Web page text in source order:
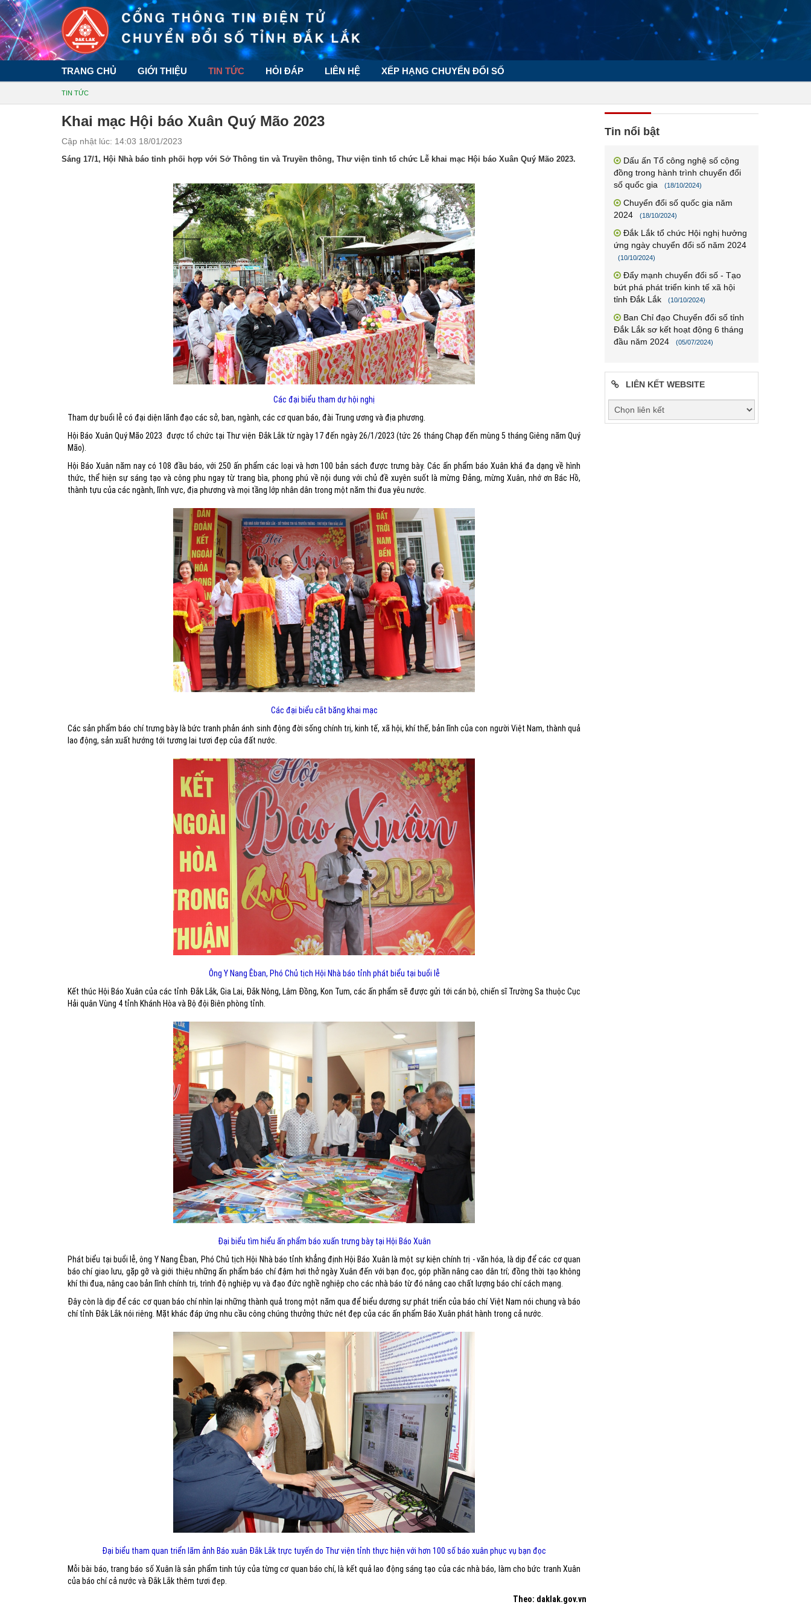
TRANG CHỦ GIỚI THIỆU TIN TỨC HỎI ĐÁP LIÊN HỆ XẾP HẠNG CHUYỂN ĐỔI SỐ
TIN TỨC
Khai mạc Hội báo Xuân Quý Mão 2023
Cập nhật lúc: 14:03 18/01/2023
Sáng 17/1, Hội Nhà báo tỉnh phối hợp với Sở Thông tin và Truyền thông, Thư viện tỉnh tổ chức Lễ khai mạc Hội báo Xuân Quý Mão 2023.
Các đại biểu tham dự hội nghị
Tham dự buổi lễ có đại diện lãnh đạo các sở, ban, ngành, các cơ quan báo, đài Trung ương và địa phương.
Hội Báo Xuân Quý Mão 2023 được tổ chức tại Thư viện Đắk Lắk từ ngày 17 đến ngày 26/1/2023 (tức 26 tháng Chạp đến mùng 5 tháng Giêng năm Quý
Mão).
Hội Báo Xuân năm nay có 108 đầu báo, với 250 ấn phẩm các loại và hơn 100 bản sách được trưng bày. Các ấn phẩm báo Xuân khá đa dạng về hình
thức, thể hiện sự sáng tạo và công phu ngay từ trang bìa, phong phú về nội dung với chủ đề xuyên suốt là mừng Đảng, mừng Xuân, nhớ ơn Bác Hồ,
thành tựu của các ngành, lĩnh vực, địa phương và mọi tầng lớp nhân dân trong một năm thi đua yêu nước.
Các đại biểu cắt băng khai mạc
Các sản phẩm báo chí trưng bày là bức tranh phản ánh sinh động đời sống chính trị, kinh tế, xã hội, khí thế, bản lĩnh của con người Việt Nam, thành quả
lao động, sản xuất hướng tới tương lai tươi đẹp của đất nước.
Ông Y Nang Êban, Phó Chủ tịch Hội Nhà báo tỉnh phát biểu tại buổi lễ
Kết thúc Hội Báo Xuân của các tỉnh Đắk Lắk, Gia Lai, Đắk Nông, Lâm Đồng, Kon Tum, các ấn phẩm sẽ được gửi tới cán bộ, chiến sĩ Trường Sa thuộc Cục
Hải quân Vùng 4 tỉnh Khánh Hòa và Bộ đội Biên phòng tỉnh.
Đại biểu tìm hiểu ấn phẩm báo xuấn trưng bày tại Hội Báo Xuân
Phát biểu tại buổi lễ, ông Y Nang Êban, Phó Chủ tịch Hội Nhà báo tỉnh khẳng định Hội Báo Xuân là một sự kiện chính trị - văn hóa, là dịp để các cơ quan
báo chí giao lưu, gặp gỡ và giới thiệu những ấn phẩm báo chí đậm hơi thở ngày Xuân đến với bạn đọc, góp phần nâng cao dân trí; đồng thời tạo không
khí thi đua, nâng cao bản lĩnh chính trị, trình độ nghiệp vụ và đạo đức nghề nghiệp cho các nhà báo từ đó nâng cao chất lượng báo chí cách mạng.
Đây còn là dịp để các cơ quan báo chí nhìn lại những thành quả trong một năm qua để biểu dương sự phát triển của báo chí Việt Nam nói chung và báo
chí tỉnh Đắk Lắk nói riêng. Mặt khác đáp ứng nhu cầu công chúng thưởng thức nét đẹp của các ấn phẩm Báo Xuân phát hành trong cả nước.
Đại biểu tham quan triển lãm ảnh Báo xuân Đắk Lắk trực tuyến do Thư viện tỉnh thực hiện với hơn 100 số báo xuân phục vụ bạn đọc
Mỗi bài báo, trang báo số Xuân là sản phẩm tinh túy của từng cơ quan báo chí, là kết quả lao động sáng tạo của các nhà báo, làm cho bức tranh Xuân
của báo chí cả nước và Đắk Lắk thêm tươi đẹp.
Theo: daklak.gov.vn
Tin nổi bật
Dấu ấn Tổ công nghệ số cộng
đồng trong hành trình chuyển đổi
số quốc gia
(18/10/2024)
Chuyển đổi số quốc gia năm
2024
(18/10/2024)
Đắk Lắk tổ chức Hội nghị hưởng
ứng ngày chuyển đổi số năm 2024
(10/10/2024)
Đẩy mạnh chuyển đổi số - Tạo
bứt phá phát triển kinh tế xã hội
tỉnh Đắk Lắk
(10/10/2024)
Ban Chỉ đạo Chuyển đổi số tỉnh
Đắk Lắk sơ kết hoạt động 6 tháng
đầu năm 2024
(05/07/2024)
LIÊN KẾT WEBSITE